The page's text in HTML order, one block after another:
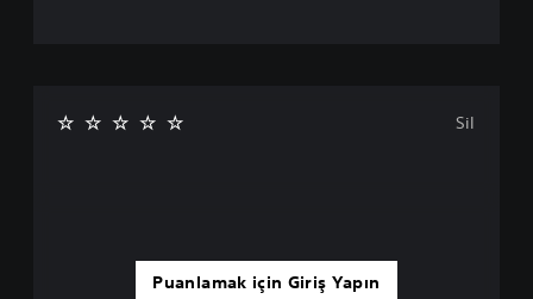
Puanlamak için Giriş Yapın
Sil